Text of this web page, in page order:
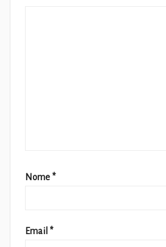
Nome *
Email *